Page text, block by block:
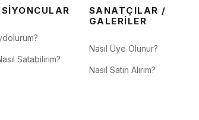
Satabilirim?
SANATÇILAR /
GALERILER
Nasıl Üye Olunur?
Nasıl Satın Alırım?